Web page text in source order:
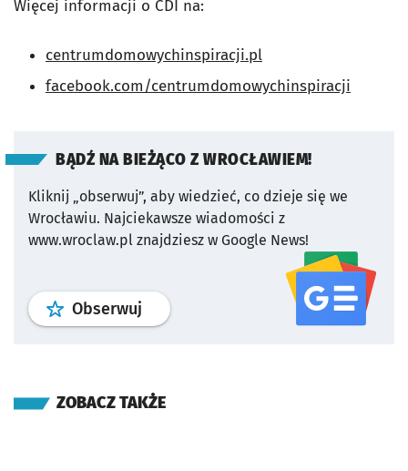
Więcej informacji o CDI na:
centrumdomowychinspiracji.pl
facebook.com/centrumdomowychinspiracji
BĄDŹ NA BIEŻĄCO Z WROCŁAWIEM!
Kliknij „obserwuj”, aby wiedzieć, co dzieje się we
Wrocławiu. Najciekawsze wiadomości z
www.wroclaw.pl znajdziesz w Google News!
Obserwuj profil serwisu
ZOBACZ TAKŻE